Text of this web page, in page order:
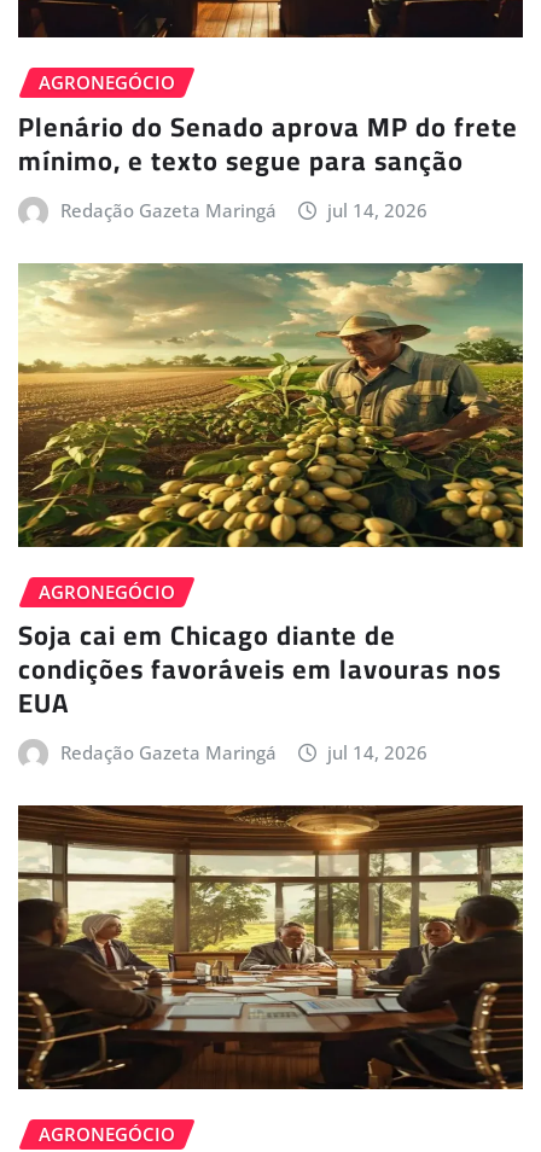
AGRONEGÓCIO
Plenário do Senado aprova MP do frete
mínimo, e texto segue para sanção
Redação Gazeta Maringá jul 14, 2026
AGRONEGÓCIO
Soja cai em Chicago diante de
condições favoráveis em lavouras nos
EUA
Redação Gazeta Maringá jul 14, 2026
AGRONEGÓCIO